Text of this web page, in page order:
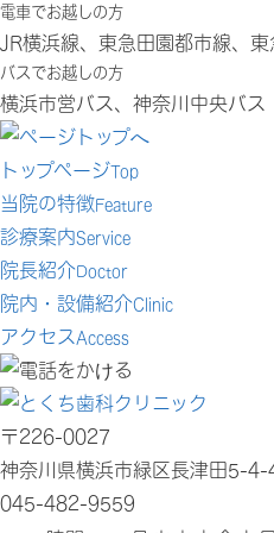
電車でお越しの方
JR横浜線、東急田園都市線、
バスでお越しの方
横浜市営バス、神奈川中央バ
トップページTop
当院の特徴Feature
診療案内Service
院長紹介Doctor
院内・設備紹介Clinic
アクセスAccess
〒226-0027
神奈川県横浜市緑区長津田5-
045-482-9559